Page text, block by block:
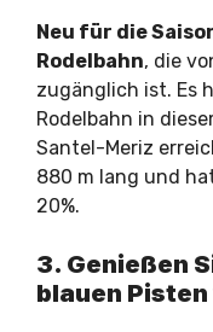
Neu für die
Rodelbahn, die
zugänglich ist. Es
Rodelbahn in
Santel-Meriz
880 m lang und
20%.
3. Genießen
blauen